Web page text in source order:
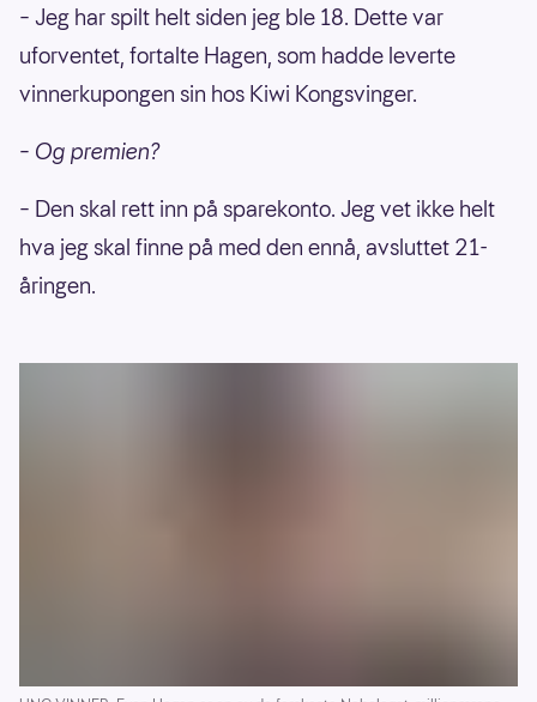
– Jeg har spilt helt siden jeg ble 18. Dette var
uforventet, fortalte Hagen, som hadde leverte
vinnerkupongen sin hos Kiwi Kongsvinger.
– Og premien?
– Den skal rett inn på sparekonto. Jeg vet ikke helt
hva jeg skal finne på med den ennå, avsluttet 21-
åringen.